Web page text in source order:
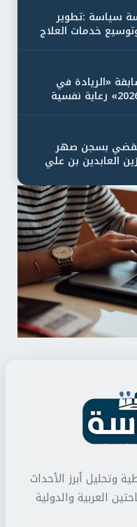
سياسة :تطوير
خدمات العلاج
تطلق مسابقة «الريادة في
الصحة النفسية 2026» رعاية نفسية
بسجن صهر
العابدين بن علي
وتحليل أبرز الأحداث
العربية والدولية